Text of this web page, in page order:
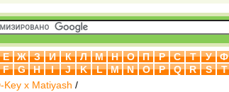
Е Ж З И К Л М Н О П Р С Т У Ф
F G H I J K L M N O P Q R S T
Key x Matiyash /